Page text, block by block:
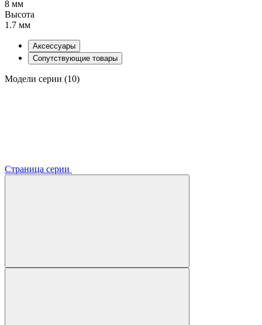
8 мм
Высота
1.7 мм
Аксессуары
Сопутствующие товары
Модели серии (10)
Страница серии